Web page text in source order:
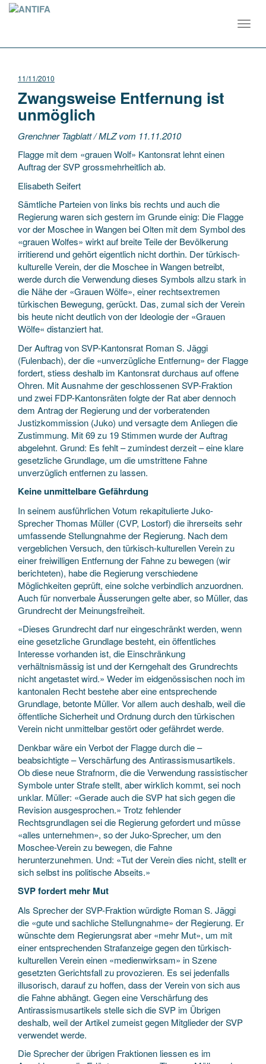
11/11/2010
Zwangsweise Entfernung ist
unmöglich
Grenchner Tagblatt / MLZ vom 11.11.2010
Flagge mit dem «grauen Wolf» Kantonsrat lehnt einen
Auftrag der SVP grossmehrheitlich ab.
Elisabeth Seifert
Sämtliche Parteien von links bis rechts und auch die
Regierung waren sich gestern im Grunde einig: Die Flagge
vor der Moschee in Wangen bei Olten mit dem Symbol des
«grauen Wolfes» wirkt auf breite Teile der Bevölkerung
irritierend und gehört eigentlich nicht dorthin. Der türkisch-
kulturelle Verein, der die Moschee in Wangen betreibt,
werde durch die Verwendung dieses Symbols allzu stark in
die Nähe der «Grauen Wölfe», einer rechtsextremen
türkischen Bewegung, gerückt. Das, zumal sich der Verein
bis heute nicht deutlich von der Ideologie der «Grauen
Wölfe« distanziert hat.
Der Auftrag von SVP-Kantonsrat Roman S. Jäggi
(Fulenbach), der die «unverzügliche Entfernung» der Flagge
fordert, stiess deshalb im Kantonsrat durchaus auf offene
Ohren. Mit Ausnahme der geschlossenen SVP-Fraktion
und zwei FDP-Kantonsräten folgte der Rat aber dennoch
dem Antrag der Regierung und der vorberatenden
Justizkommission (Juko) und versagte dem Anliegen die
Zustimmung. Mit 69 zu 19 Stimmen wurde der Auftrag
abgelehnt. Grund: Es fehlt – zumindest derzeit – eine klare
gesetzliche Grundlage, um die umstrittene Fahne
unverzüglich entfernen zu lassen.
Keine unmittelbare Gefährdung
In seinem ausführlichen Votum rekapitulierte Juko-
Sprecher Thomas Müller (CVP, Lostorf) die ihrerseits sehr
umfassende Stellungnahme der Regierung. Nach dem
vergeblichen Versuch, den türkisch-kulturellen Verein zu
einer freiwilligen Entfernung der Fahne zu bewegen (wir
berichteten), habe die Regierung verschiedene
Möglichkeiten geprüft, eine solche verbindlich anzuordnen.
Auch für nonverbale Äusserungen gelte aber, so Müller, das
Grundrecht der Meinungsfreiheit.
«Dieses Grundrecht darf nur eingeschränkt werden, wenn
eine gesetzliche Grundlage besteht, ein öffentliches
Interesse vorhanden ist, die Einschränkung
verhältnismässig ist und der Kerngehalt des Grundrechts
nicht angetastet wird.» Weder im eidgenössischen noch im
kantonalen Recht bestehe aber eine entsprechende
Grundlage, betonte Müller. Vor allem auch deshalb, weil die
öffentliche Sicherheit und Ordnung durch den türkischen
Verein nicht unmittelbar gestört oder gefährdet werde.
Denkbar wäre ein Verbot der Flagge durch die –
beabsichtigte – Verschärfung des Antirassismusartikels.
Ob diese neue Strafnorm, die die Verwendung rassistischer
Symbole unter Strafe stellt, aber wirklich kommt, sei noch
unklar. Müller: «Gerade auch die SVP hat sich gegen die
Revision ausgesprochen.» Trotz fehlender
Rechtsgrundlagen sei die Regierung gefordert und müsse
«alles unternehmen», so der Juko-Sprecher, um den
Moschee-Verein zu bewegen, die Fahne
herunterzunehmen. Und: «Tut der Verein dies nicht, stellt er
sich selbst ins politische Abseits.»
SVP fordert mehr Mut
Als Sprecher der SVP-Fraktion würdigte Roman S. Jäggi
die «gute und sachliche Stellungnahme» der Regierung. Er
wünschte dem Regierungsrat aber «mehr Mut», um mit
einer entsprechenden Strafanzeige gegen den türkisch-
kulturellen Verein einen «medienwirksam» in Szene
gesetzten Gerichtsfall zu provozieren. Es sei jedenfalls
illusorisch, darauf zu hoffen, dass der Verein von sich aus
die Fahne abhängt. Gegen eine Verschärfung des
Antirassismusartikels stelle sich die SVP im Übrigen
deshalb, weil der Artikel zumeist gegen Mitglieder der SVP
verwendet werde.
Die Sprecher der übrigen Fraktionen liessen es im